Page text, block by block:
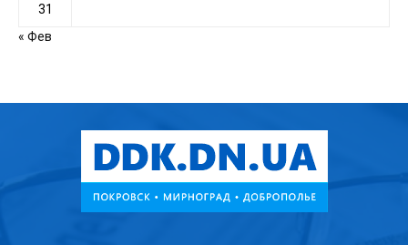
31
« Фев